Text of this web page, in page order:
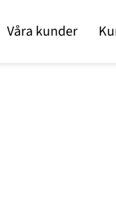
Våra kunder